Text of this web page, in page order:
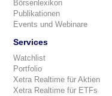
Börsenlexikon
Publikationen
Events und Webinare
Services
Watchlist
Portfolio
Xetra Realtime für Aktien
Xetra Realtime für ETFs